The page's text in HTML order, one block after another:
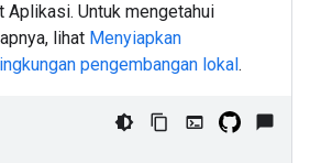
Aplikasi. Untuk mengetahui
lihat Menyiapkan
pengembangan lokal.